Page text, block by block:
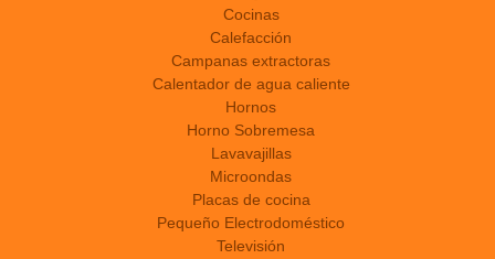
Cocinas
Calefacción
Campanas extractoras
Calentador de agua caliente
Hornos
Horno Sobremesa
Lavavajillas
Microondas
Placas de cocina
Pequeño Electrodoméstico
Televisión